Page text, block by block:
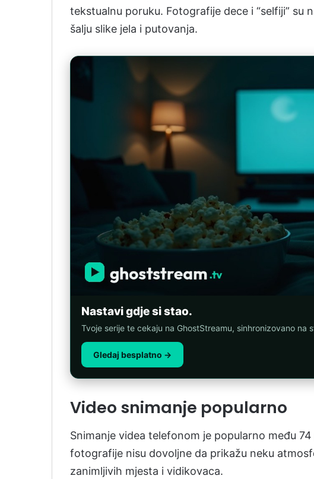
tekstualnu poruku. Fotografije dece i “selfiji” su
šalju slike jela i putovanja.
Nastavi gdje si stao.
Tvoje serije te cekaju na GhostStreamu, sinhronizovano na
Gledaj besplatno →
Video snimanje popularno
Snimanje videa telefonom je popularno među
fotografije nisu dovoljne da prikažu neku
zanimljivih mjesta i vidikovaca.